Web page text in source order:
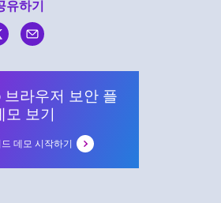
유하기
라우저 보안 플
모 보기
데모 시작하기